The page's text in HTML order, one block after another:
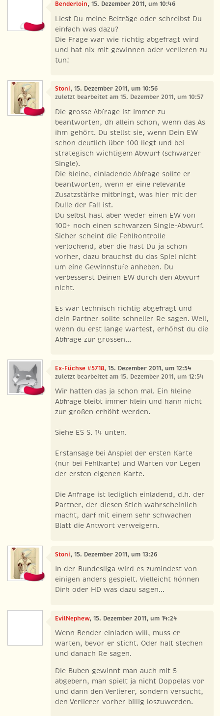
Benderloin, 15. Dezember 2011, um 10:46
Liest Du meine Beiträge oder schreibst Du
einfach was dazu?
Die Frage war wie richtig abgefragt wird
und hat nix mit gewinnen oder verlieren zu
tun!
Stoni, 15. Dezember 2011, um 10:56
zuletzt bearbeitet am 15. Dezember 2011, um 10:57
Die grosse Abfrage ist immer zu
beantworten, dh allein schon, wenn das As
ihm gehört. Du stellst sie, wenn Dein EW
schon deutlich über 100 liegt und bei
strategisch wichtigem Abwurf (schwarzer
Single).
Die kleine, einladende Abfrage sollte er
beantworten, wenn er eine relevante
Zusatzstärke mitbringt, was hier mit der
Dulle der Fall ist.
Du selbst hast aber weder einen EW von
100+ noch einen schwarzen Single-Abwurf.
Sicher scheint die Fehlkontrolle
verlockend, aber die hast Du ja schon
vorher, dazu brauchst du das Spiel nicht
um eine Gewinnstufe anheben. Du
verbesserst Deinen EW durch den Abwurf
nicht.
Es war technisch richtig abgefragt und
dein Partner sollte schneller Re sagen. Weil,
wenn du erst lange wartest, erhöhst du die
Abfrage zur grossen...
Ex-Füchse #5718, 15. Dezember 2011, um 12:54
zuletzt bearbeitet am 15. Dezember 2011, um 12:54
Wir hatten das ja schon mal. Ein kleine
Abfrage bleibt immer klein und kann nicht
zur großen erhöht werden.
Siehe ES S. 14 unten.
Erstansage bei Anspiel der ersten Karte
(nur bei Fehlkarte) und Warten vor Legen
der ersten eigenen Karte.
Die Anfrage ist lediglich einladend, d.h. der
Partner, der diesen Stich wahrscheinlich
macht, darf mit einem sehr schwachen
Blatt die Antwort verweigern.
Stoni, 15. Dezember 2011, um 13:26
In der Bundesliga wird es zumindest von
einigen anders gespielt. Vielleicht können
Dirk oder HD was dazu sagen...
EvilNephew, 15. Dezember 2011, um 14:24
Wenn Bender einladen will, muss er
warten, bevor er sticht. Oder halt stechen
und danach Re sagen.
Die Buben gewinnt man auch mit 5
abgebern, man spielt ja nicht Doppelas vor
und dann den Verlierer, sondern versucht,
den Verlierer vorher billig loszuwerden.